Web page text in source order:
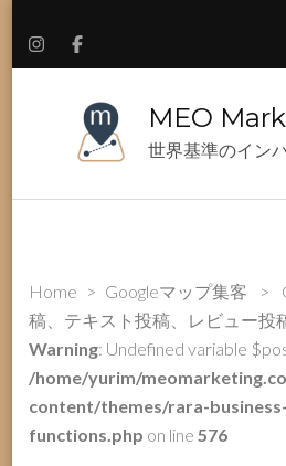
MEO
世界基準のイン
Home > Googleマップ集客 >
稿、テキスト投稿、レビュー投
Warning: Undefined variable
/home/yurim/
content/themes/rara-
functions.php on line576